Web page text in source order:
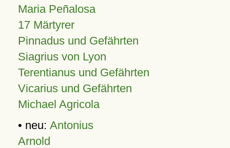
Maria Peñalosa
17 Märtyrer
Pinnadus und Gefährten
Siagrius von Lyon
Terentianus und Gefährten
Vicarius und Gefährten
Michael Agricola
• neu: Antonius
Arnold